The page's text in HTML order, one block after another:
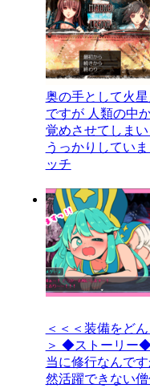
奥の手として火
ですが 人類の中
覚めさせてしま
うっかりしてい
ッチ
＜＜＜装備をど
＞ ◆ストーリー
当に修行なんで
然活躍できない